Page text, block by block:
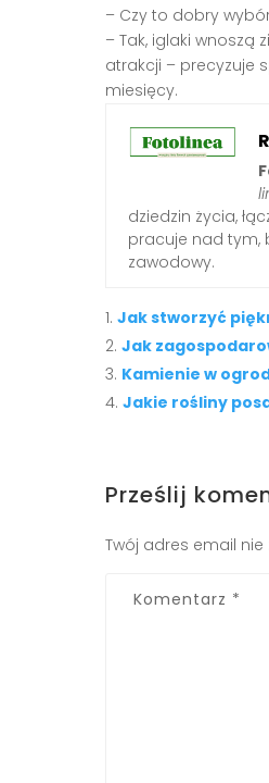
– Czy to dobry
– Tak, iglaki wnoszą
atrakcji – precyzuje
miesięcy.
dziedzin życia,
pracuje nad tym,
zawodowy.
Jak stworzyć
Jak
Kamienie w
Jakie rośliny
Prześlij
Twój adres email